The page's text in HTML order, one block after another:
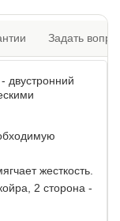
Задать
двустронний
жесткость.
2 сторона -